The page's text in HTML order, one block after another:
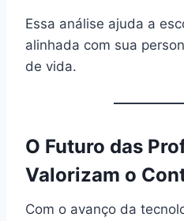
Essa análise ajuda a
alinhada com sua
de vida.
O Futuro das
Valorizam o
Com o avanço da